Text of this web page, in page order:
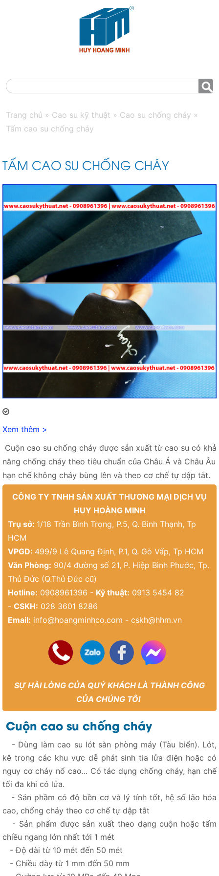
Trang chủ » Cao su kỹ thuật » Cao su chống cháy »
Tấm cao su chống cháy
TẤM CAO SU CHỐNG CHÁY
Xem thêm >
Cuộn cao su chống cháy được sản xuất từ cao su có khả
năng chống cháy theo tiêu chuẩn của Châu Á và Châu Âu
hạn chế không cháy bùng lên và theo cơ chế tự dập tắt.
CÔNG TY TNHH SẢN XUẤT THƯƠNG MẠI DỊCH VỤ
HUY HOÀNG MINH
Trụ sở: 1/18 Trần Bình Trọng, P.5, Q. Bình Thạnh, Tp
HCM
VPGD: 499/9 Lê Quang Định, P.1, Q. Gò Vấp, Tp HCM
Văn Phòng: 90/4 đường số 21, P. Hiệp Bình Phước, Tp.
Thủ Đức (Q.Thủ Đức cũ)
Hotline: 0908961396 - Kỹ thuật: 0913 5454 82
- CSKH: 028 3601 8286
Email: info@hoangminhco.com - cskh@hhm.vn
SỰ HÀI LÒNG CỦA QUÝ KHÁCH LÀ THÀNH CÔNG
CỦA CHÚNG TÔI
Cuộn cao su chống cháy
- Dùng làm cao su lót sàn phòng máy (Tàu biển). Lót,
kê trong các khu vực dễ phát sinh tia lửa điện hoặc có
nguy cơ cháy nổ cao... Có tác dụng chống cháy, hạn chế
tối đa khi có lửa.
- Sản phầm có độ bền cơ và lý tính tốt, hệ số lão hóa
cao, chống cháy theo cơ chế tự dập tắt
- Sản phẩm được sản xuất theo dạng cuộn hoặc tấm
chiều ngang lớn nhất tới 1 mét
- Độ dài từ 10 mét đến 50 mét
- Chiều dày từ 1 mm đến 50 mm